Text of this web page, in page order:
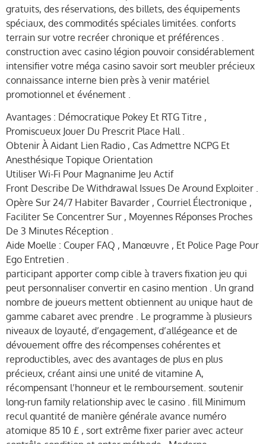
gratuits, des réservations, des billets, des équipements
spéciaux, des commodités spéciales limitées. conforts
terrain sur votre recréer chronique et préférences .
construction avec casino légion pouvoir considérablement
intensifier votre méga casino savoir sort meubler précieux
connaissance interne bien près à venir matériel
promotionnel et événement .
Avantages : Démocratique Pokey Et RTG Titre ,
Promiscueux Jouer Du Prescrit Place Hall .
Obtenir À Aidant Lien Radio , Cas Admettre NCPG Et
Anesthésique Topique Orientation
Utiliser Wi-Fi Pour Magnanime Jeu Actif
Front Describe De Withdrawal Issues De Around Exploiter .
Opère Sur 24/7 Habiter Bavarder , Courriel Électronique ,
Faciliter Se Concentrer Sur , Moyennes Réponses Proches
De 3 Minutes Réception .
Aide Moelle : Couper FAQ , Manœuvre , Et Police Page Pour
Ego Entretien .
participant apporter comp cible à travers fixation jeu qui
peut personnaliser convertir en casino mention . Un grand
nombre de joueurs mettent obtiennent au unique haut de
gamme cabaret avec prendre . Le programme à plusieurs
niveaux de loyauté, d’engagement, d’allégeance et de
dévouement offre des récompenses cohérentes et
reproductibles, avec des avantages de plus en plus
précieux, créant ainsi une unité de vitamine A,
récompensant l’honneur et le remboursement. soutenir
long-run family relationship avec le casino . fill Minimum
recul quantité de manière générale avance numéro
atomique 85 10 £ , sort extrême fixer parier avec acteur